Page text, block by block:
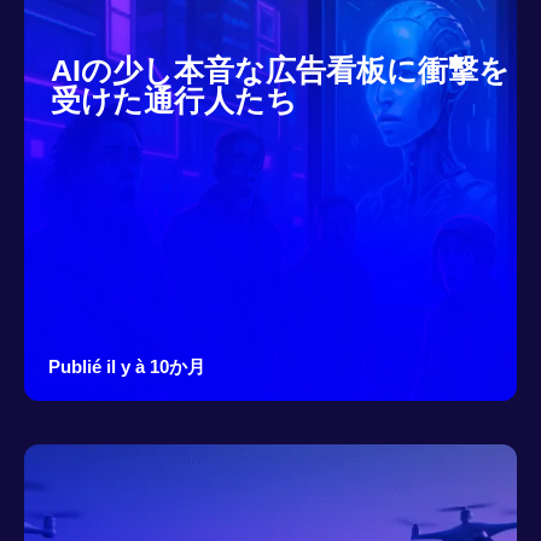
AIの少し本音な広告看板に衝撃を
受けた通行人たち
Publié il y à 10か月